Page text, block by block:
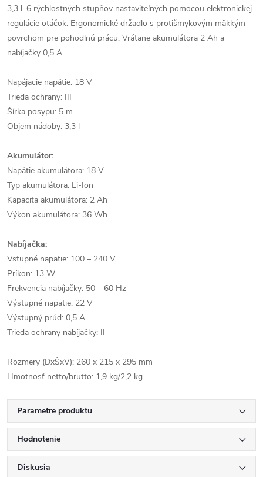
3,3 l. 6 rýchlostných stupňov nastaviteľných pomocou elektronickej
regulácie otáčok. Ergonomické držadlo s protišmykovým mäkkým
povrchom pre pohodlnú prácu. Vrátane akumulátora 2 Ah a
nabíjačky 0,5 A.
Napájacie napätie: 18 V
Trieda ochrany: III
Šírka posypu: 5 m
Objem nádoby: 3,3 l
Akumulátor:
Napätie akumulátora: 18 V
Typ akumulátora: Li-Ion
Kapacita akumulátora: 2 Ah
Výkon akumulátora: 36 Wh
Nabíjačka:
Vstupné napätie: 100 – 240 V
Príkon: 13 W
Frekvencia nabíjačky: 50 – 60 Hz
Výstupné napätie: 22 V
Výstupný prúd: 0,5 A
Trieda ochrany nabíjačky: II
Rozmery (DxŠxV): 260 x 215 x 295 mm
Hmotnosť netto/brutto: 1,9 kg/2,2 kg
Parametre produktu
Hodnotenie
Diskusia